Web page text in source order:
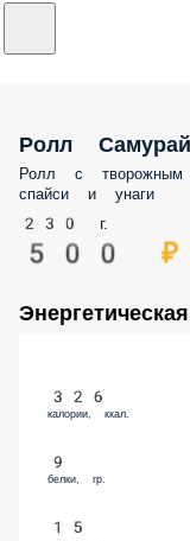
Ролл Самурай
Ролл с творожным
спайси и унаги
230 г.
500 ₽
326
калории, ккал.
9
белки, гр.
15